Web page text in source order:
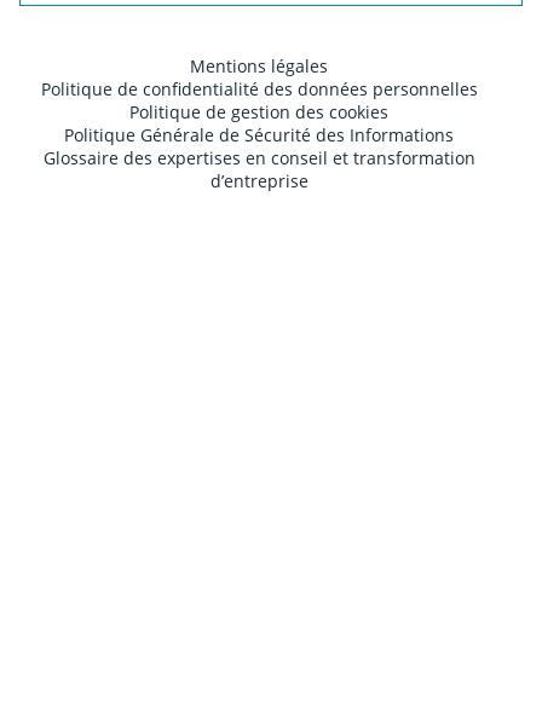
Mentions légales
Politique de confidentialité des données personnelles
Politique de gestion des cookies
Politique Générale de Sécurité des Informations
Glossaire des expertises en conseil et transformation
d’entreprise